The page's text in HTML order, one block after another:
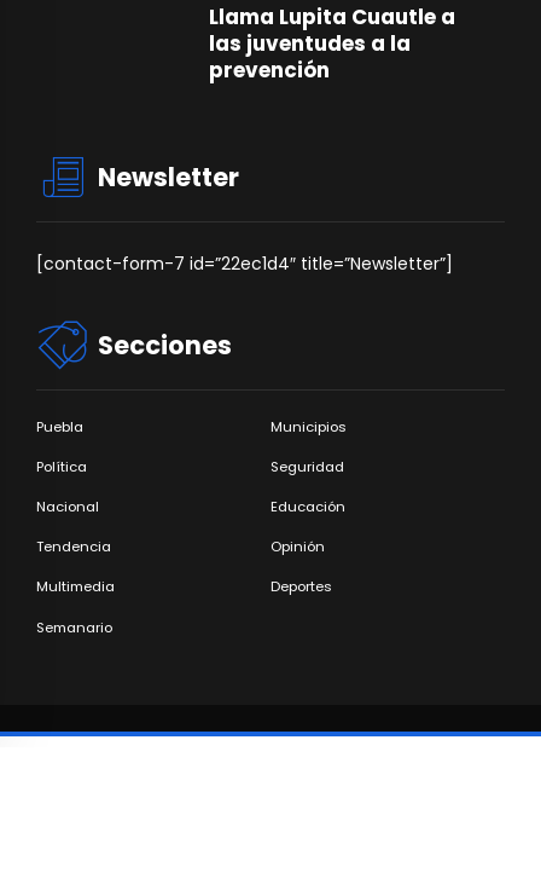
Llama Lupita Cuautle a
las juventudes a la
prevención
Newsletter
[contact-form-7 id=”22ec1d4″ title=”Newsletter”]
Secciones
Puebla Municipios
Política Seguridad
Nacional Educación
Tendencia Opinión
Multimedia Deportes
Semanario